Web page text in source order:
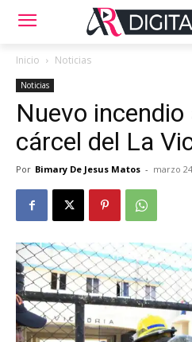
Inicio Noticias
Noticias
Nuevo
cárcel del La
Por Bimary De Jesus Matos - marzo